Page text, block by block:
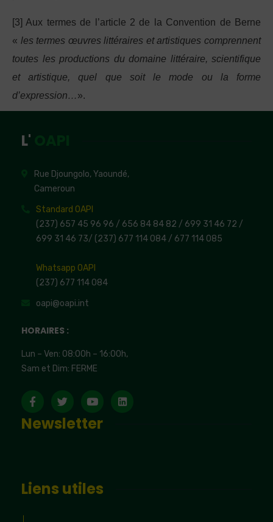
[3] Aux termes de l’article 2 de la Convention de Berne
« les termes œuvres littéraires et artistiques comprennent
toutes les productions du domaine littéraire, scientifique
et artistique, quel que soit le mode ou la forme
d’expression… ».
L'
Rue Djoungolo, Yaoundé,
Cameroun
Standard OAPI
(237) 657 45 96 96 / 656 84 84 82 / 699 31 46 72 /
699 31 46 73/ (237) 677 114 084 / 677 114 085
Whatsapp OAPI
(237) 677 114 084
oapi@oapi.int
HORAIRES :
Lun – Ven: 08:00h – 16:00h,
Sam et Dim: FERME
Newsletter
Liens utiles